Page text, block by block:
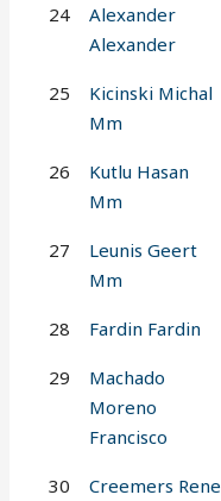
24
Alexander
Alexander
25
Kicinski Michal
Mm
26
Kutlu Hasan
Mm
27
Leunis Geert
Mm
28 Fardin Fardin
29
Machado
Moreno
Francisco
30
Creemers Rene